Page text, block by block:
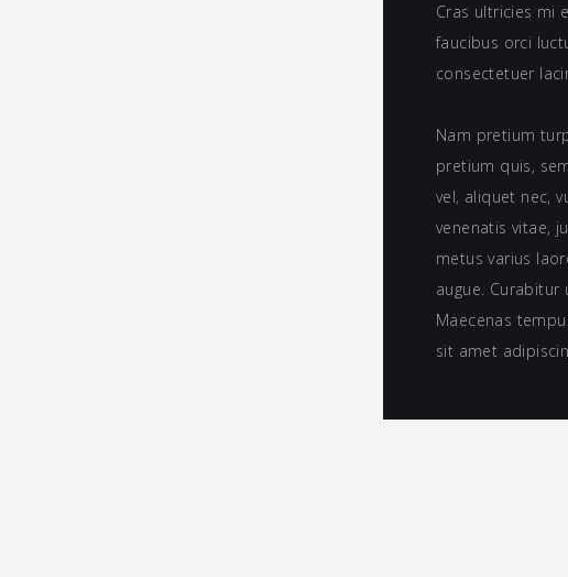
Cras ultricies mi
faucibus orci
consectetuer
Nam pretium
pretium quis,
vel, aliquet nec,
venenatis vitae,
metus varius
augue.
Maecenas
sit amet